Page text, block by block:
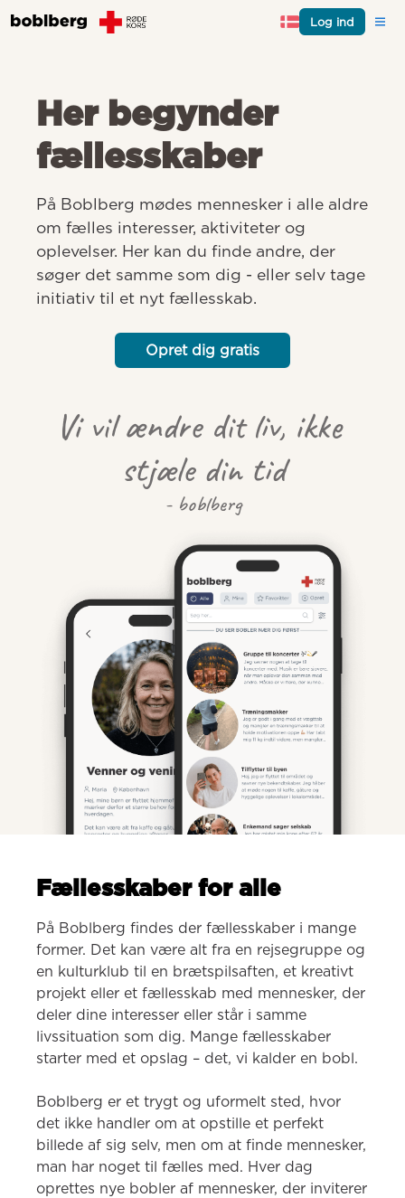
Log ind
Her begynder
fællesskaber
På Boblberg mødes mennesker i alle aldre
om fælles interesser, aktiviteter og
oplevelser. Her kan du finde andre, der
søger det samme som dig - eller selv tage
initiativ til et nyt fællesskab.
Opret dig gratis
Vi vil ændre dit liv, ikke
stjæle din tid
- boblberg
Fællesskaber for alle
På Boblberg findes der fællesskaber i mange
former. Det kan være alt fra en rejsegruppe og
en kulturklub til en brætspilsaften, et kreativt
projekt eller et fællesskab med mennesker, der
deler dine interesser eller står i samme
livssituation som dig. Mange fællesskaber
starter med et opslag – det, vi kalder en bobl.
Boblberg er et trygt og uformelt sted, hvor
det ikke handler om at opstille et perfekt
billede af sig selv, men om at finde mennesker,
man har noget til fælles med. Hver dag
oprettes nye bobler af mennesker, der inviterer